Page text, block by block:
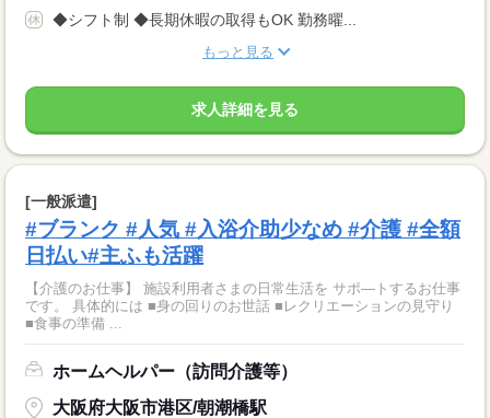
◆シフト制 ◆長期休暇の取得もOK 勤務曜...
もっと見る
求人詳細を見る
[一般派遣]
#ブランク #人気 #入浴介助少なめ #介護 #全額
日払い#主ふも活躍
【介護のお仕事】 施設利用者さまの日常生活を サポ―トするお仕事
です。 具体的には ■身の回りのお世話 ■レクリエーションの見守り
■食事の準備 ...
ホームヘルパー（訪問介護等）
大阪府大阪市港区/朝潮橋駅